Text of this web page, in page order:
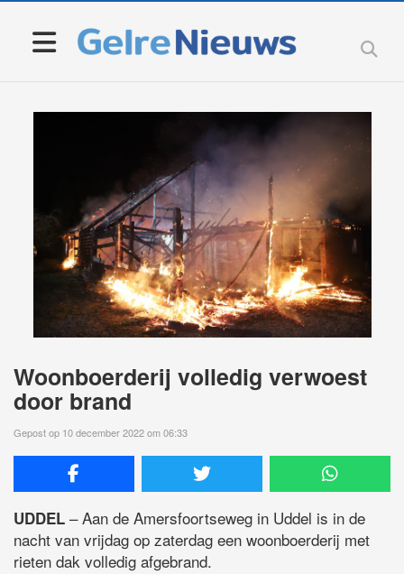
Woonboerderij volledig verwoest
door brand
Gepost op 10 december 2022 om 06:33
UDDEL – Aan de Amersfoortseweg in Uddel is in de
nacht van vrijdag op zaterdag een woonboerderij met
rieten dak volledig afgebrand.